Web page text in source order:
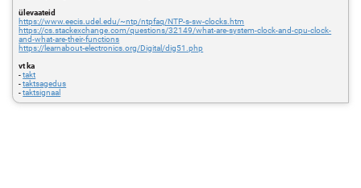
ülevaateid
https://www.eecis.udel.edu/~ntp/ntpfaq/NTP-s-sw-clocks.htm
https://cs.stackexchange.com/questions/32149/what-are-system-clock-and-cpu-clock-
and-what-are-their-functions
https://learnabout-electronics.org/Digital/dig51.php
vt ka
-takt
-taktsagedus
-taktsignaal